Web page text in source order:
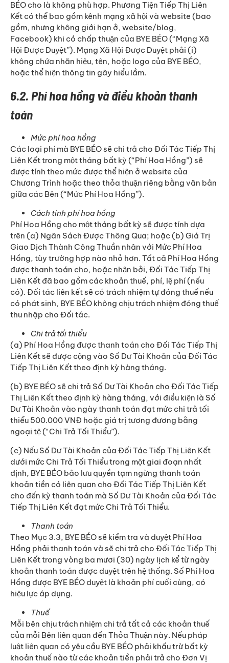
BÉO cho là không phù hợp. Phương Tiện Tiếp Thị Liên
Kết có thể bao gồm kênh mạng xã hội và website (bao
gồm, nhưng không giới hạn ở, website/blog,
Facebook) khi có chấp thuận của BYE BÉO (“Mạng Xã
Hội Được Duyệt”). Mạng Xã Hội Được Duyệt phải (i)
không chứa nhãn hiệu, tên, hoặc logo của BYE BÉO,
hoặc thể hiện thông tin gây hiểu lầm.
6.2. Phí hoa hồng và điều khoản thanh
toán
Mức phí hoa hồng
Các loại phí mà BYE BÉO sẽ chi trả cho Đối Tác Tiếp Thị
Liên Kết trong một tháng bất kỳ (“Phí Hoa Hồng”) sẽ
được tính theo mức được thể hiện ở website của
Chương Trình hoặc theo thỏa thuận riêng bằng văn bản
giữa các Bên (“Mức Phí Hoa Hồng”).
Cách tính phí hoa hồng
Phí Hoa Hồng cho một tháng bất kỳ sẽ được tính dựa
trên (a) Ngân Sách Được Thông Qua; hoặc (b) Giá Trị
Giao Dịch Thành Công Thuần nhân với Mức Phí Hoa
Hồng, tùy trường hợp nào nhỏ hơn. Tất cả Phí Hoa Hồng
được thanh toán cho, hoặc nhận bởi, Đối Tác Tiếp Thị
Liên Kết đã bao gồm các khoản thuế, phí, lệ phí (nếu
có). Đối tác liên kết sẽ có trách nhiệm tự đóng thuế nếu
có phát sinh, BYE BÉO không chịu trách nhiệm đóng thuế
thu nhập cho Đối tác.
Chi trả tối thiểu
(a) Phí Hoa Hồng được thanh toán cho Đối Tác Tiếp Thị
Liên Kết sẽ được cộng vào Số Dư Tài Khoản của Đối Tác
Tiếp Thị Liên Kết theo định kỳ hàng tháng.
(b) BYE BÉO sẽ chi trả Số Dư Tài Khoản cho Đối Tác Tiếp
Thị Liên Kết theo định kỳ hàng tháng, với điều kiện là Số
Dư Tài Khoản vào ngày thanh toán đạt mức chi trả tối
thiểu 500.000 VNĐ hoặc giá trị tương đương bằng
ngoại tệ (“Chi Trả Tối Thiểu”).
(c) Nếu Số Dư Tài Khoản của Đối Tác Tiếp Thị Liên Kết
dưới mức Chi Trả Tối Thiểu trong một giai đoạn nhất
định, BYE BÉO bảo lưu quyền tạm ngừng thanh toán
khoản tiền có liên quan cho Đối Tác Tiếp Thị Liên Kết
cho đến kỳ thanh toán mà Số Dư Tài Khoản của Đối Tác
Tiếp Thị Liên Kết đạt mức Chi Trả Tối Thiểu.
Thanh toán
Theo Mục 3.3, BYE BÉO sẽ kiểm tra và duyệt Phí Hoa
Hồng phải thanh toán và sẽ chi trả cho Đối Tác Tiếp Thị
Liên Kết trong vòng ba mươi (30) ngày lịch kể từ ngày
khoản thanh toán được duyệt trên hệ thống. Số Phí Hoa
Hồng được BYE BÉO duyệt là khoản phí cuối cùng, có
hiệu lực áp dụng.
Thuế
Mỗi bên chịu trách nhiệm chi trả tất cả các khoản thuế
của mỗi Bên liên quan đến Thỏa Thuận này. Nếu pháp
luật liên quan có yêu cầu BYE BÉO phải khấu trừ bất kỳ
khoản thuế nào từ các khoản tiền phải trả cho Đơn Vị